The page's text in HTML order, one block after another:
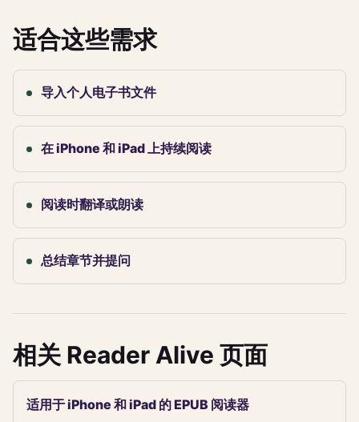
适合这些需求
导入个人电子书文件
在 iPhone 和 iPad 上持续阅读
阅读时翻译或朗读
总结章节并提问
相关 Reader Alive 页面
适用于 iPhone 和 iPad 的 EPUB 阅读器